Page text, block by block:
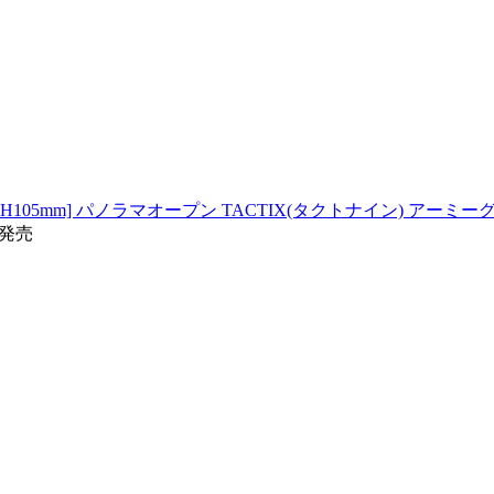
パノラマオープン TACTIX(タクトナイン) アーミー
売